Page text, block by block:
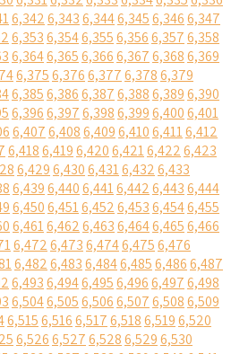
6,3426,3436,3446,3456,3466,347
6,3536,3546,3556,3566,3576,358
6,3646,3656,3666,3676,3686,369
6,3756,3766,3776,3786,379
6,3856,3866,3876,3886,3896,390
6,3966,3976,3986,3996,4006,401
6,4076,4086,4096,4106,4116,412
6,4186,4196,4206,4216,4226,423
6,4296,4306,4316,4326,433
6,4396,4406,4416,4426,4436,444
6,4506,4516,4526,4536,4546,455
6,4616,4626,4636,4646,4656,466
6,4726,4736,4746,4756,476
6,4826,4836,4846,4856,4866,487
6,4936,4946,4956,4966,4976,498
6,5046,5056,5066,5076,5086,509
6,5156,5166,5176,5186,5196,520
6,5266,5276,5286,5296,530